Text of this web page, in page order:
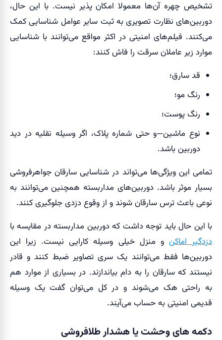
تشخیص چهره آن‌ها معمولا امکان پذیر نیست. با این حال،
دوربین‌های نظارت تصویری به ثبت سایر عوامل شناسایی کمک
می‌کنند. فیلم‌های امنیتی در اکثر مواقع می‌توانند با شناسایی
موارد زیر عاملان سرقت را فاش کنند:
قد سارق؛
رنگ مو؛
رنگ پوست؛
نوع ماشین—و حتی شماره پلاک، اگر وسیله نقلیه در دید
دوربین باشد.
تمامی این ویژگی‌ها می‌تواند در شناسایی سارقان جواهرفروشی
بسیار موثر باشد. دوربین‌های مداربسته همچنین می‌توانند به
نوعی باعث ترس سارقان شوند و از وقوع دزدی جلوگیری کنند.
با این حال باید توجه داشت که دوربین مداربسته در مقایسه با
دزدگیر اماکن و منزل خیلی وسیله کارایی نیست. زیرا این
دوربین‌ها فقط می‌توانند یک سری تصاویر ضبط کنند و قادر
نیستند که سارقان را به دام بیاندازند. در بسیاری از موارد هم
به راحتی هک می‌شوند و در کل می‌توان گفت یک وسیله
قدیمی امنیتی به حساب می‌آیند.
دکمه های وحشت یا هشدار طلافروشی